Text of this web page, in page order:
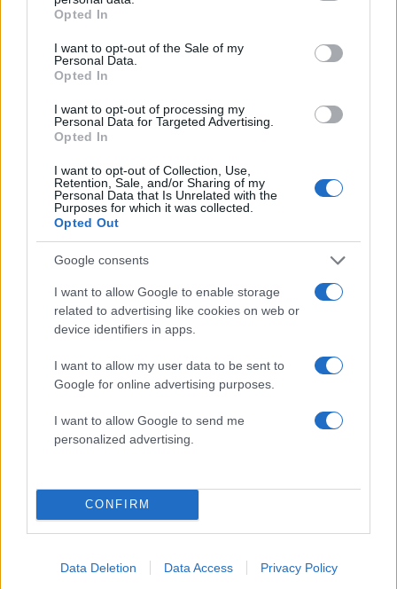
grant or deny consent to Google and its third-party tags to
use your data for below specified purposes in below Google
consent section.
Opted In
I want to opt-out of the Sale of my
Personal Data.
Opted In
I want to opt-out of processing my
Personal Data for Targeted Advertising.
Opted In
I want to opt-out of Collection, Use,
Retention, Sale, and/or Sharing of my
Personal Data that Is Unrelated with the
Purposes for which it was collected.
Opted Out
Google consents
I want to allow Google to enable storage
related to advertising like cookies on web or
device identifiers in apps.
I want to allow my user data to be sent to
Google for online advertising purposes.
I want to allow Google to send me
personalized advertising.
CONFIRM
Data Deletion Data Access Privacy Policy
ΕΣΥ ΤΙ ΛΕΣ;
Τα σχόλια είναι κλειστά.
READ MORE